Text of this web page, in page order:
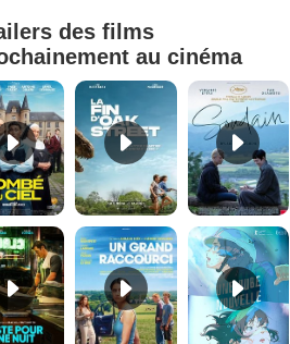
des films
au cinéma
Tombé du ciel Bande-annonce VF La fin d’Oak Street Bande-annonce VO STFR
Juste pour une nuit Bande-annonce VO STFR Un grand raccourci Bande-annonce VF Une aube nouvelle Bande-annonce VO STFR